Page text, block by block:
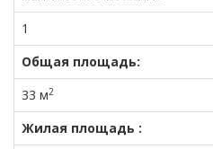
1
Общая площадь:
33 м2
Жилая площадь :